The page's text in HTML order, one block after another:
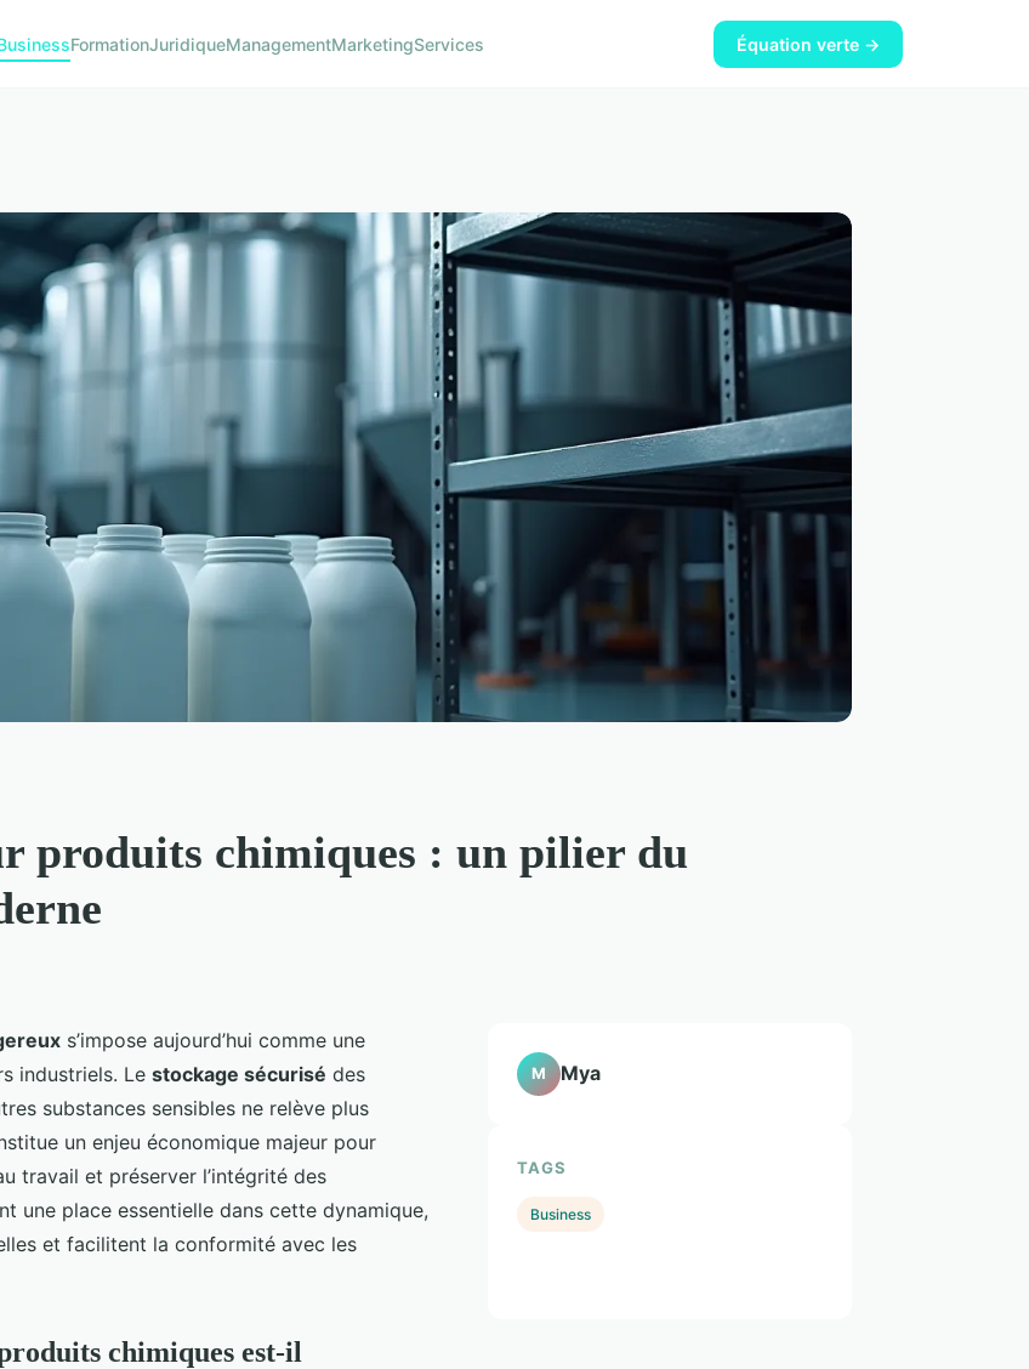
FormationJuridiqueManagementMarketingServices Équation verte →
produits chimiques : un pilier du
s’impose aujourd’hui comme une
industriels. Le stockage sécurisé des
substances sensibles ne relève plus
un enjeu économique majeur pour
travail et préserver l’intégrité des
une place essentielle dans cette dynamique,
et facilitent la conformité avec les
chimiques est-il
M Mya
TAGS
Business